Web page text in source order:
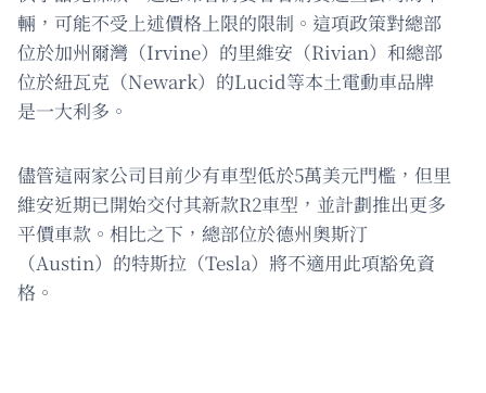
輛，可能不受上述價格上限的限制。這項政策對總部
位於加州爾灣（Irvine）的里維安（Rivian）和總部
位於紐瓦克（Newark）的Lucid等本土電動車品牌
是一大利多。
儘管這兩家公司目前少有車型低於5萬美元門檻，但里
維安近期已開始交付其新款R2車型，並計劃推出更多
平價車款。相比之下，總部位於德州奧斯汀
（Austin）的特斯拉（Tesla）將不適用此項豁免資
格。